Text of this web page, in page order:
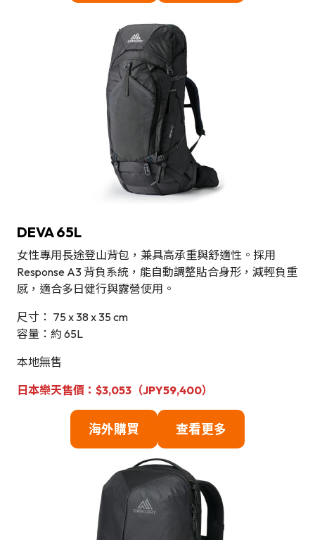
DEVA 65L
女性專用長途登山背包，兼具高承重與舒適性。採用
Response A3 背負系統，能自動調整貼合身形，減輕負重
感，適合多日健行與露營使用。
尺寸： 75 x 38 x 35 cm
容量：約 65L
本地無售
日本樂天售價：$3,053（JPY59,400）
海外購買 查看更多